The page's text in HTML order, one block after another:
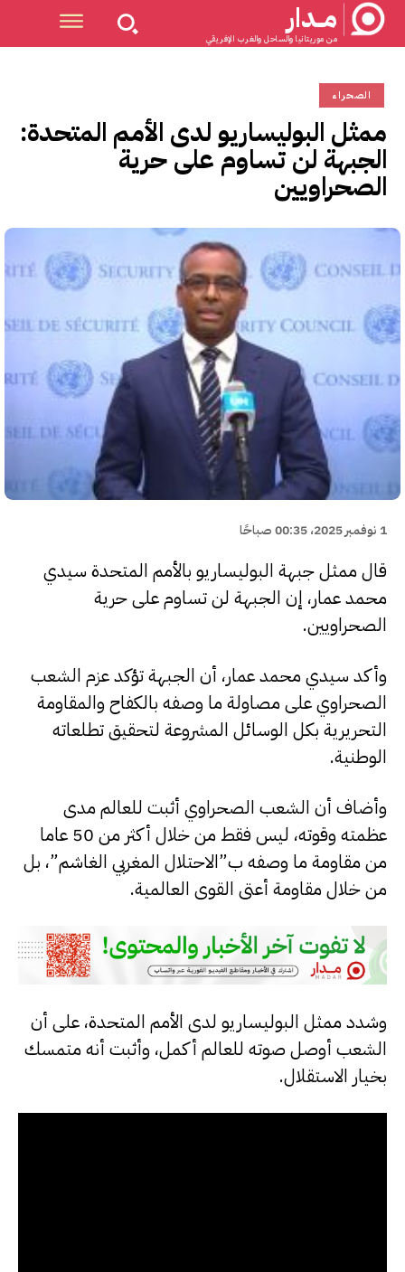
مــدار
من موريتانيا والساحل والغرب الإفريقي
الصحراء
ممثل البوليساريو لدى الأمم المتحدة:
الجبهة لن تساوم على حرية
الصحراويين
1 نوفمبر 2025، 00:35 صباحًا
قال ممثل جبهة البوليساريو بالأمم المتحدة سيدي
محمد عمار، إن الجبهة لن تساوم على حرية
الصحراويين.
وأكد سيدي محمد عمار، أن الجبهة تؤكد عزم الشعب
الصحراوي على مصاولة ما وصفه بالكفاح والمقاومة
التحريرية بكل الوسائل المشروعة لتحقيق تطلعاته
الوطنية.
وأضاف أن الشعب الصحراوي أثبت للعالم مدى
عظمته وقوته، ليس فقط من خلال أكثر من 50 عاما
من مقاومة ما وصفه ب”الاحتلال المغربي الغاشم”، بل
من خلال مقاومة أعتى القوى العالمية.
وشدد ممثل البوليساريو لدى الأمم المتحدة، على أن
الشعب أوصل صوته للعالم أكمل، وأثبت أنه متمسك
بخيار الاستقلال.